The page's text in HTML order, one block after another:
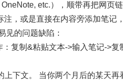
etc.），顺带再把网页
，或是直接在内容旁添加笔记
见的问题缺陷：
复制&粘贴文本->输入笔记->复
下文。 当你两个月后的某天再